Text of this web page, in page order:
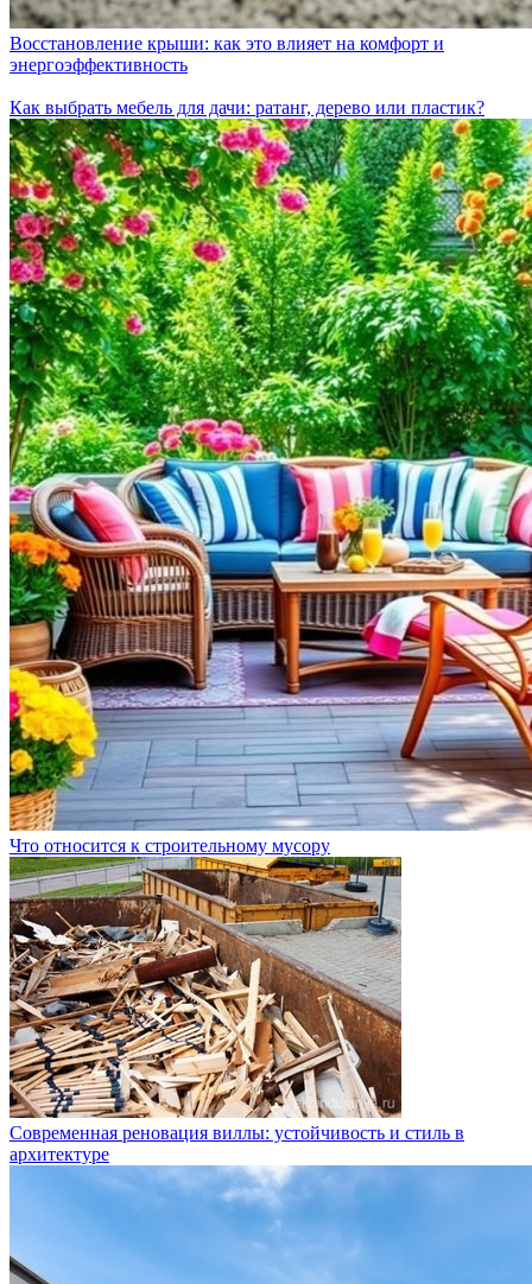
Восстановление крыши: как это влияет на комфорт и
энергоэффективность
Как выбрать мебель для дачи: ратанг, дерево или пластик?
Что относится к строительному мусору
Современная реновация виллы: устойчивость и стиль в
архитектуре